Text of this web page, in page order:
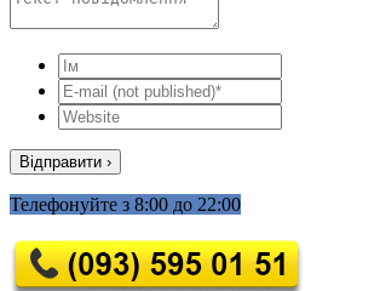
Телефонуйте з 8:00 до 22:00